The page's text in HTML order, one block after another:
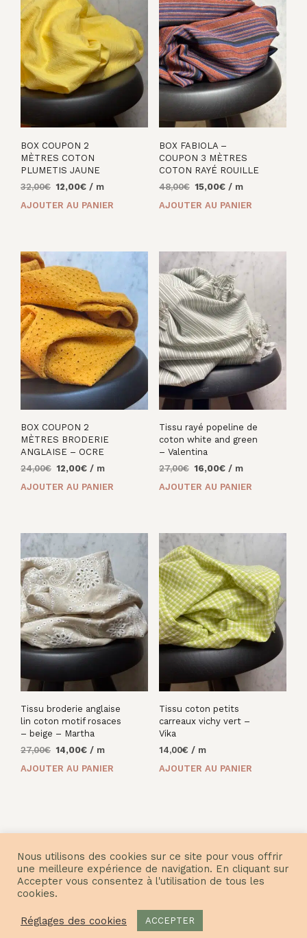
BOX COUPON 2
MÈTRES COTON
PLUMETIS JAUNE
32,00€ Le
12,00€Le/ m
AJOUTER AU PANIER
BOX FABIOLA –
COUPON 3 MÈTRES
COTON RAYÉ ROUILLE
48,00€ Le
15,00€Le/ m
AJOUTER AU PANIER
BOX COUPON 2
MÈTRES BRODERIE
ANGLAISE – OCRE
24,00€ Le
12,00€Le/ m
AJOUTER AU PANIER
Tissu rayé popeline de
coton white and green
– Valentina
27,00€ Le
16,00€Le/ m
AJOUTER AU PANIER
Tissu broderie anglaise
lin coton motif rosaces
– beige – Martha
27,00€ Le
14,00€Le/ m
AJOUTER AU PANIER
Tissu coton petits
carreaux vichy vert –
Vika
14,00€ / m
AJOUTER AU PANIER
Nous utilisons des cookies sur ce site pour vous offrir
une meilleure expérience de navigation. En cliquant sur
Accepter vous consentez à l'utilisation de tous les
cookies.
Réglages des cookies ACCEPTER